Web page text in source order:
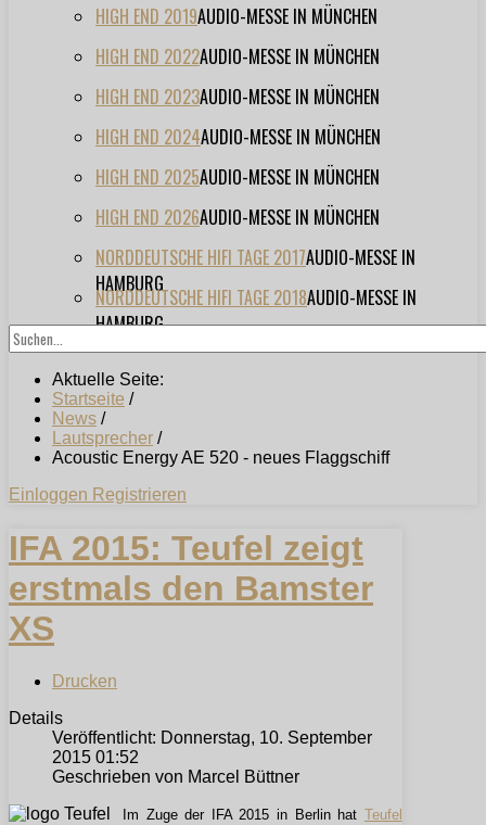
HIGH END 2019AUDIO-MESSE IN MÜNCHEN
HIGH END 2022AUDIO-MESSE IN MÜNCHEN
HIGH END 2023AUDIO-MESSE IN MÜNCHEN
HIGH END 2024AUDIO-MESSE IN MÜNCHEN
HIGH END 2025AUDIO-MESSE IN MÜNCHEN
HIGH END 2026AUDIO-MESSE IN MÜNCHEN
NORDDEUTSCHE HIFI TAGE 2017AUDIO-MESSE IN
HAMBURG
NORDDEUTSCHE HIFI TAGE 2018AUDIO-MESSE IN
HAMBURG
Aktuelle Seite:
Startseite /
News /
Lautsprecher /
Acoustic Energy AE 520 - neues Flaggschiff
Einloggen Registrieren
IFA 2015: Teufel zeigt
erstmals den Bamster
XS
Drucken
Details
Veröffentlicht: Donnerstag, 10. September
2015 01:52
Geschrieben von Marcel Büttner
Im Zuge der IFA 2015 in Berlin hat Teufel